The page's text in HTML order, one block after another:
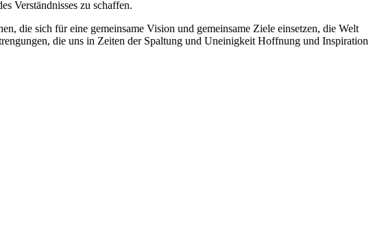
Verständnisses zu schaffen.
die sich für eine gemeinsame Vision und gemeinsame Ziele einsetzen, die Welt
die uns in Zeiten der Spaltung und Uneinigkeit Hoffnung und Inspiration